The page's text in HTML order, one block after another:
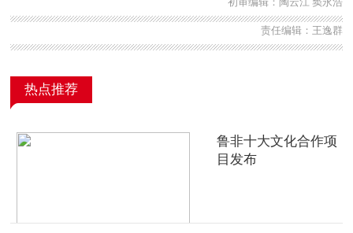
初审编辑：陶云江 窦永浩
责任编辑：王逸群
热点推荐
鲁非十大文化合作项
目发布